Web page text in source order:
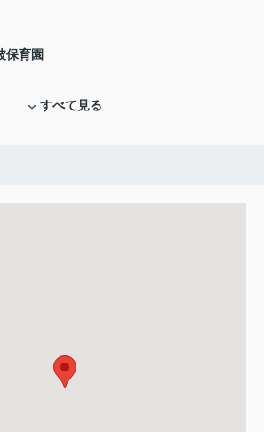
保育園
すべて見る